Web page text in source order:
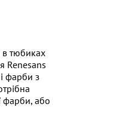
в тюбиках
Renesans
фарби з
фарби, або